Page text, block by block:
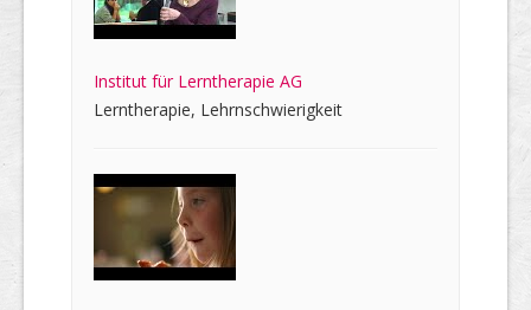
Institut für Lerntherapie AG
Lerntherapie, Lehrnschwierigkeit